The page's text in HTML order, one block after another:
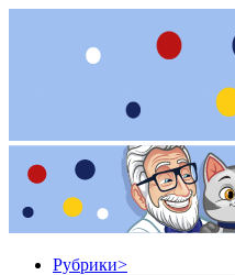
Рубрики>